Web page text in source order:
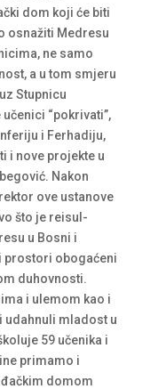
dom koji će biti
osnažiti Medresu
ne samo
a u tom smjeru
Stupnicu
“pokrivati”,
i Ferhadiju,
i nove projekte u
Nakon
ove ustanove
što je reisul-
u Bosni i
prostori obogaćeni
duhovnosti.
i ulemom kao i
udahnuli mladost u
59 učenika i
primamo i
domom